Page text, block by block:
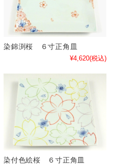
染錦渕桜 ６寸正角皿
¥4,620(税込)
染付色絵桜 ６寸正角皿